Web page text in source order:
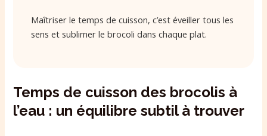
Maîtriser le temps de cuisson, c’est éveiller tous les
sens et sublimer le brocoli dans chaque plat.
Temps de cuisson des brocolis à
l’eau : un équilibre subtil à trouver